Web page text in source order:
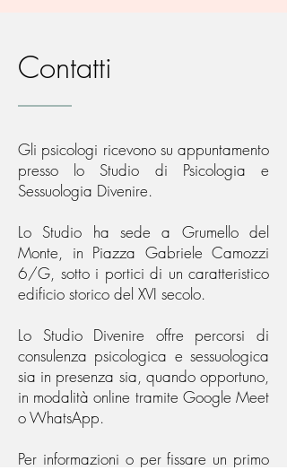
Contatti
Gli psicologi ricevono su appuntamento
presso lo Studio di Psicologia e
Sessuologia Divenire.
Lo Studio ha sede a Grumello del
Monte, in Piazza Gabriele Camozzi
6/G, sotto i portici di un caratteristico
edificio storico del XVI secolo.
Lo Studio Divenire offre percorsi di
consulenza psicologica e sessuologica
sia in presenza sia, quando opportuno,
in modalità online tramite Google Meet
o WhatsApp.
Per informazioni o per fissare un primo